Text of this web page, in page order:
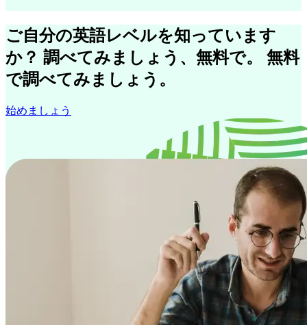
ご自分の英語レベルを知っています
か？ 調べてみましょう、無料で。 無料
で調べてみましょう。
始めましょう